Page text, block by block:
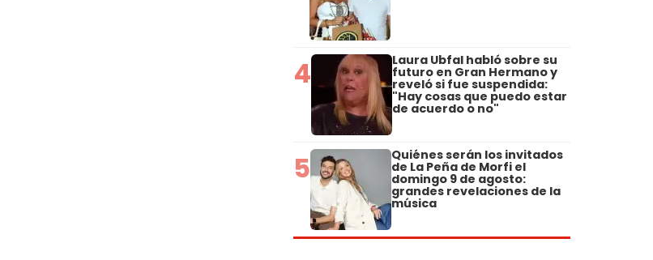
4 Laura Ubfal habló sobre su
futuro en Gran Hermano y
reveló si fue suspendida:
"Hay cosas que puedo estar
de acuerdo o no"
5 Quiénes serán los invitados
de La Peña de Morfi el
domingo 9 de agosto:
grandes revelaciones de la
música